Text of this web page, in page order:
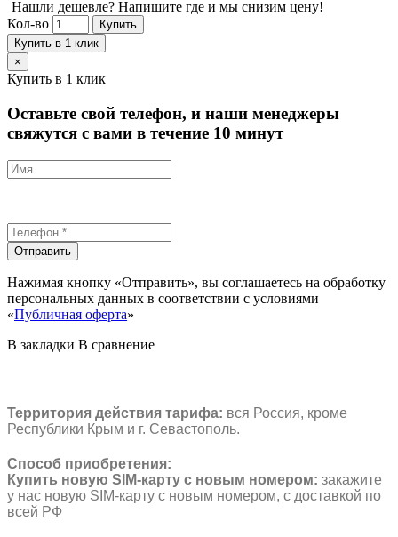
Нашли дешевле? Напишите где и мы снизим цену!
Кол-во
Купить
Купить в 1 клик
×
Купить в 1 клик
Оставьте свой телефон, и наши менеджеры
свяжутся с вами в течение 10 минут
Отправить
Нажимая кнопку «Отправить», вы соглашаетесь на обработку
персональных данных в соответствии с условиями
«Публичная оферта»
В закладки В сравнение
Территория действия тарифа: вся Россия, кроме
Республики Крым и г. Севастополь.
Способ приобретения:
Купить новую SIM-карту с новым номером: закажите
у нас новую SIM-карту с новым номером, с доставкой по
всей РФ